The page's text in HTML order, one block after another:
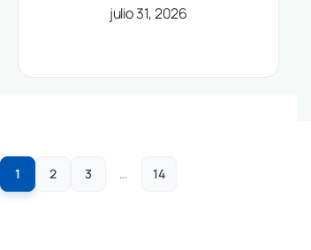
julio 31, 2026
1 2 3 … 14